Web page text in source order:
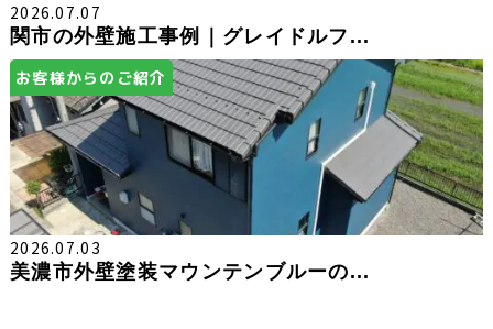
2026.07.07
関市の外壁施工事例｜グレイドルフ...
お客様からのご紹介
2026.07.03
美濃市外壁塗装マウンテンブルーの...